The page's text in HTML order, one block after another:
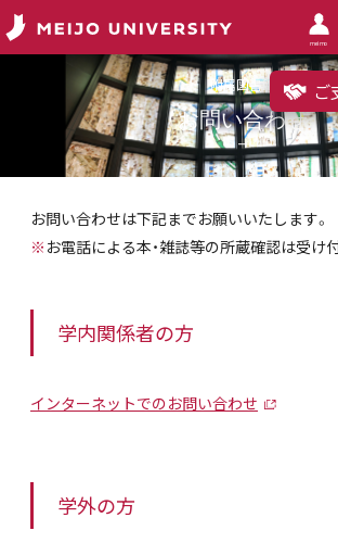
meimo
ご
附属図書館
お問い合わせ
お問い合わせは下記までお願いいたします。
※ お電話による本・雑誌等の所蔵確認は受け
学内関係者の方
インターネットでのお問い合わせ
学外の方